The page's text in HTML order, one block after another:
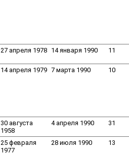
27 апреля 1978 14 января 1990 11
14 апреля 1979 7 марта 1990 10
30 августа
1958
4 апреля 1990 31
25 февраля
1977
28 июля 1990 13